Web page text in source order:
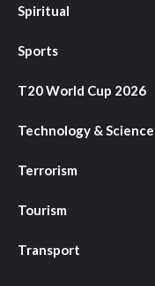
Spiritual
Sports
T20 World Cup 2026
Technology & Science
Terrorism
Tourism
Transport